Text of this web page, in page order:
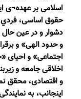
اسلامی بر عهده¬ی
حقوق‏ اساسی، فردي‏
دشوار و در عین حال
و حدود الهی» و
اجتماعی» و احیای
اخلاقی جامعه و
و اقتصادی، ‎‎‎‎‎محقق نمایند. ‎‎‎‎‎‎
اینجانب، به